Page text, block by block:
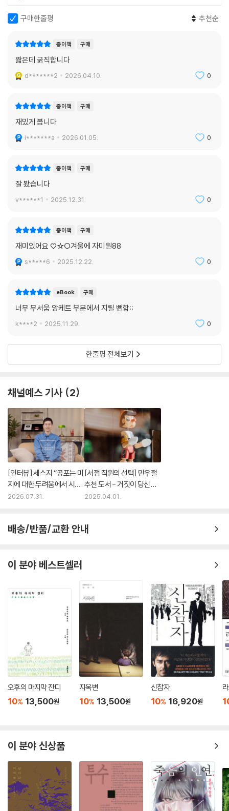
구매한줄평 추천순
종이책 구매
짧은데 굵직합니다
d*******2 2026.04.10. 0
종이책 구매
재밌게 봅니다
i*******a 2026.01.05. 0
종이책 구매
잘 봤습니다
v******1 2025.12.31. 0
종이책 구매
재미있어요 ♡☆○겨울에 자미원88
s*****6 2025.12.22. 0
eBook 구매
너무 무서움 앙케트 부분에서 지릴 뻔함;;
k****2 2025.11.29. 0
한줄평 전체보기
채널예스 기사 2
[인터뷰] 세스지 “공포는 미
지에 대한 두려움에서 시작
됩니다” | 예스24
2026.07.31.
[서점 직원의 선택] 만우절
추천 도서 - 거짓이 당신을
속일지라도
2025.04.01.
배송/반품/교환 안내
이 분야 베스트셀러
오후의 마지막 잔디
10% 13,500원
지옥변
10% 13,500원
신참자
10% 16,920원
이 분야 신상품